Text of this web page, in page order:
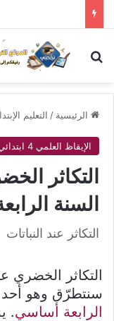
بحث عن
الرئيسية / التعليم
الإيقاظ العلمي 4 ابتدائي
التكاثر
السنة
التكاثر عند النباتات
التكاثر الخضري
سنتطرّق وهو أحد
الرابعة أساسي.